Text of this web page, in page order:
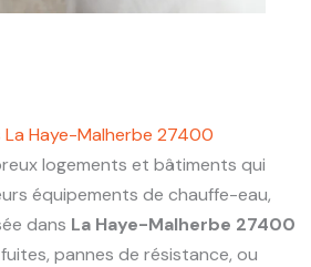
Haye-Malherbe 27400
logements et bâtiments qui
équipements de chauffe-eau,
dans La Haye-Malherbe 27400
pannes de résistance, ou